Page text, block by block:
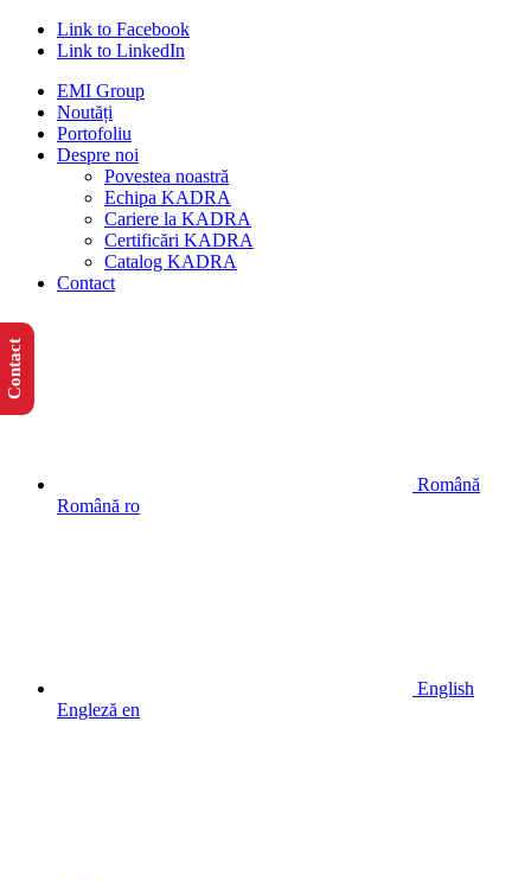
Link to Facebook
Link to LinkedIn
EMI Group
Noutăți
Portofoliu
Despre noi
Povestea noastră
Echipa KADRA
Cariere la KADRA
Certificări KADRA
Catalog KADRA
Contact
Română
Română ro
English
Engleză en
Contact